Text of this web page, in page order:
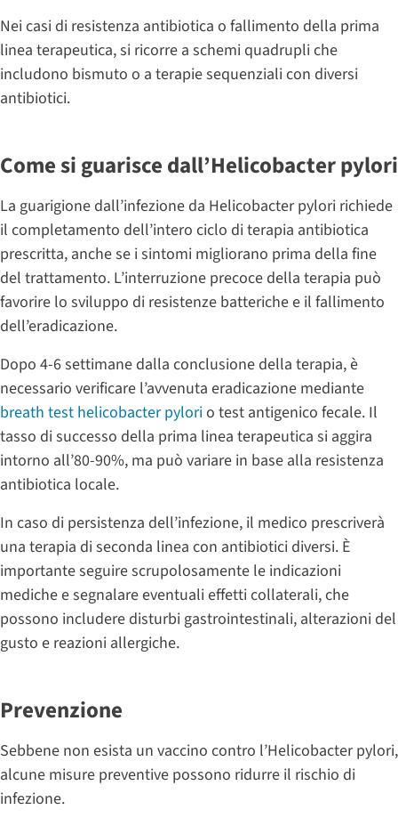
Nei casi di resistenza antibiotica o fallimento della prima
linea terapeutica, si ricorre a schemi quadrupli che
includono bismuto o a terapie sequenziali con diversi
antibiotici.
Come si guarisce dall’Helicobacter pylori
La guarigione dall’infezione da Helicobacter pylori richiede
il completamento dell’intero ciclo di terapia antibiotica
prescritta, anche se i sintomi migliorano prima della fine
del trattamento. L’interruzione precoce della terapia può
favorire lo sviluppo di resistenze batteriche e il fallimento
dell’eradicazione.
Dopo 4-6 settimane dalla conclusione della terapia, è
necessario verificare l’avvenuta eradicazione mediante
breath test helicobacter pylorio test antigenico fecale. Il
tasso di successo della prima linea terapeutica si aggira
intorno all’80-90%, ma può variare in base alla resistenza
antibiotica locale.
In caso di persistenza dell’infezione, il medico prescriverà
una terapia di seconda linea con antibiotici diversi. È
importante seguire scrupolosamente le indicazioni
mediche e segnalare eventuali effetti collaterali, che
possono includere disturbi gastrointestinali, alterazioni del
gusto e reazioni allergiche.
Prevenzione
Sebbene non esista un vaccino contro l’Helicobacter pylori,
alcune misure preventive possono ridurre il rischio di
infezione.